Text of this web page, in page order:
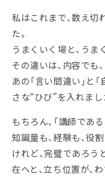
私はこれまで、数え
た。
うまくいく場と、うま
その違いは、内容でも
あの「言い間違い」と
さな“ひび”を入れまし
もちろん、「講師であ
知識量も、経験も、役
けれど、完璧であろ
在へと、立ち位置が、